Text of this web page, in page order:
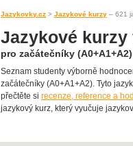
Jazykovky.cz > Jazykové kurzy – 621
Jazykové
pro začátečníky (A0+A1+A2)
Seznam studenty výborně
začátečníky (A0+A1+A2). Tyto
přečtěte si recenze, reference a
jazykový kurz, který vyučuje